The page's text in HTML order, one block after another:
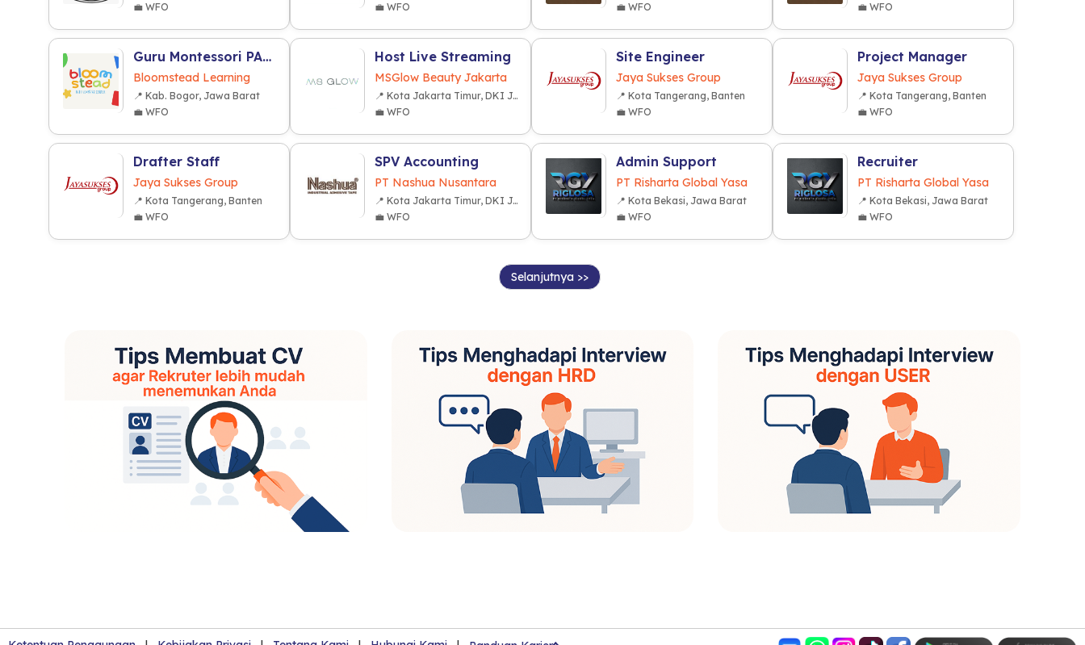
💼 WFO
💼 WFO
💼 WFO
💼 WFO
Guru Montessori PAUD/TK
Bloomstead Learning
📍 Kab. Bogor, Jawa Barat
💼 WFO
Host Live Streaming
MSGlow Beauty Jakarta
📍 Kota Jakarta Timur, DKI Jakarta
💼 WFO
Site Engineer
Jaya Sukses Group
📍 Kota Tangerang, Banten
💼 WFO
Project Manager
Jaya Sukses Group
📍 Kota Tangerang, Banten
💼 WFO
Drafter Staff
Jaya Sukses Group
📍 Kota Tangerang, Banten
💼 WFO
SPV Accounting
PT Nashua Nusantara
📍 Kota Jakarta Timur, DKI Jakarta
💼 WFO
Admin Support
PT Risharta Global Yasa
📍 Kota Bekasi, Jawa Barat
💼 WFO
Recruiter
PT Risharta Global Yasa
📍 Kota Bekasi, Jawa Barat
💼 WFO
Selanjutnya >>